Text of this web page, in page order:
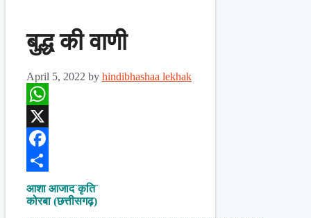
बुद्ध की वाणी
April 5, 2022 by hindibhashaa lekhak
WhatsApp
X
Facebook
Share
आशा आजाद`कृति`
कोरबा (छत्तीसगढ़)